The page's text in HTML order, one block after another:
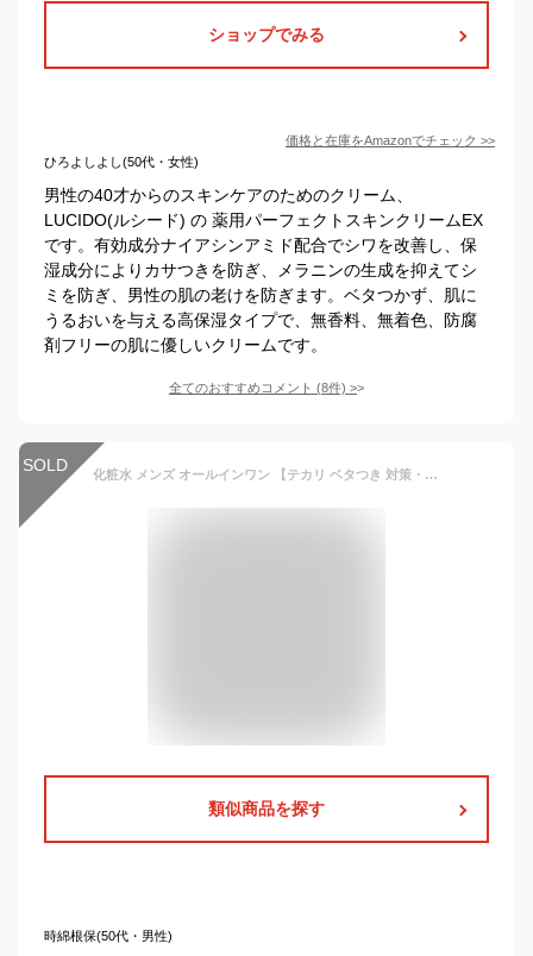
ショップでみる
価格と在庫をAmazonでチェック >>
ひろよしよし(50代・女性)
男性の40才からのスキンケアのためのクリーム、
LUCIDO(ルシード) の 薬用パーフェクトスキンクリームEX
です。有効成分ナイアシンアミド配合でシワを改善し、保
湿成分によりカサつきを防ぎ、メラニンの生成を抑えてシ
ミを防ぎ、男性の肌の老けを防ぎます。ベタつかず、肌に
うるおいを与える高保湿タイプで、無香料、無着色、防腐
剤フリーの肌に優しいクリームです。
全てのおすすめコメント (8件) >
SOLD 化粧水 メンズ オールインワン 【テカリ ベタつき 対策・オイリー肌用 さっぱり】クワトロボタニコ 皮脂ケア いい香りのメンズ化粧水 30代 40代の脂性肌向け 男性化粧水/男性化粧品/メンズ化粧品/ スキンケア 洗顔 後のエイジングケアに。美容液 乳液として メンズコスメ
類似商品を探す
時綿根保(50代・男性)